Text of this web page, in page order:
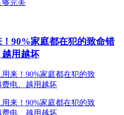
90%家庭都在犯的致命错
用越坏